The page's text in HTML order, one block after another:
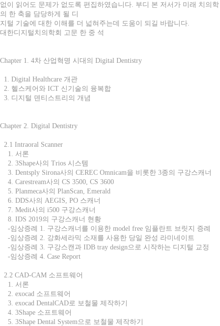
없이 읽어도 문제가 없도록 편집하였습니다. 부디 본 저서가 미래 치의학
의 한 축을 담당하게 될 디
지털 기술에 대한 이해를 더 넓혀주는데 도움이 되길 바랍니다.
대한디지털치의학회 고문 한 중 석
Chapter 1. 4차 산업혁명 시대의 Digital Dentistry
1. Digital Healthcare 개관
2. 헬스케어와 ICT 신기술의 융복합
3. 디지털 덴티스트리의 개념
Chapter 2. Digital Dentistry
2.1 Intraoral Scanner
1. 서론
2. 3Shape사의 Trios 시스템
3. Dentsply Sirona사의 CEREC Omnicam을 비롯한 3종의 구강스캐너
4. Carestream사의 CS 3500, CS 3600
5. Planmeca사의 PlanScan, Emerald
6. DDS사의 AEGIS, PO 스캐너
7. Medit사의 i500 구강스캐너
8. IDS 2019의 구강스캐너 현황
-임상증례 1. 구강스캐너를 이용한 model free 임플란트 브릿지 증례
-임상증례 2. 강화세라믹 소재를 사용한 당일 완성 라미네이트
-임상증례 3. 구강스캔과 IDB tray design으로 시작하는 디지털 교정
-임상증례 4. Case Report
2.2 CAD-CAM 소프트웨어
1. 서론
2. exocad 소프트웨어
3. exocad DentalCAD로 보철물 제작하기
4. 3Shape 소프트웨어
5. 3Shape Dental System으로 보철물 제작하기